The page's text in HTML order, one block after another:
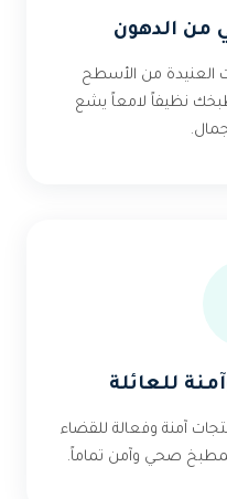
من الدهون
العنيدة من الأسطح
نظيفاً لامعاً يشع
للعائلة
آمنة وفعالة للقضاء
بمطبخ صحي وآمن تماماً.